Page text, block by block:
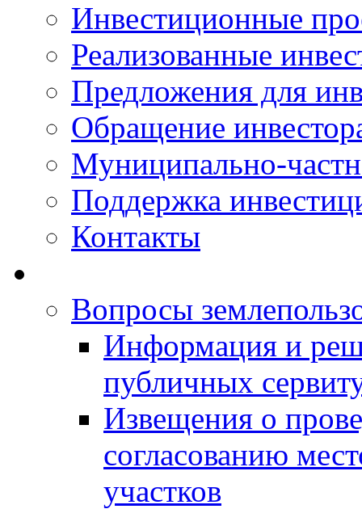
Инвестиционные
Реализованные
Предложения для
Обращение
Муниципально-
Поддержка
Контакты
Вопросы
Информация и
публичных
Извещения о
согласованию
участков